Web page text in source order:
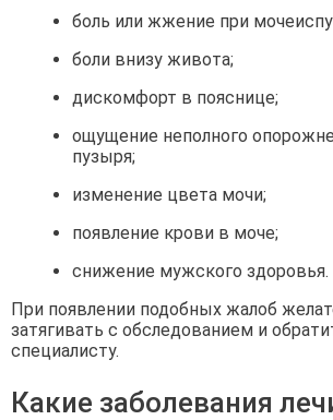
боль или жжение при
боли внизу живота;
дискомфорт в пояснице;
ощущение неполного
пузыря;
изменение цвета мочи;
появление крови в моче;
снижение мужского здоровья.
При появлении подобных жалоб
затягивать с обследованием и
специалисту.
Какие заболевания